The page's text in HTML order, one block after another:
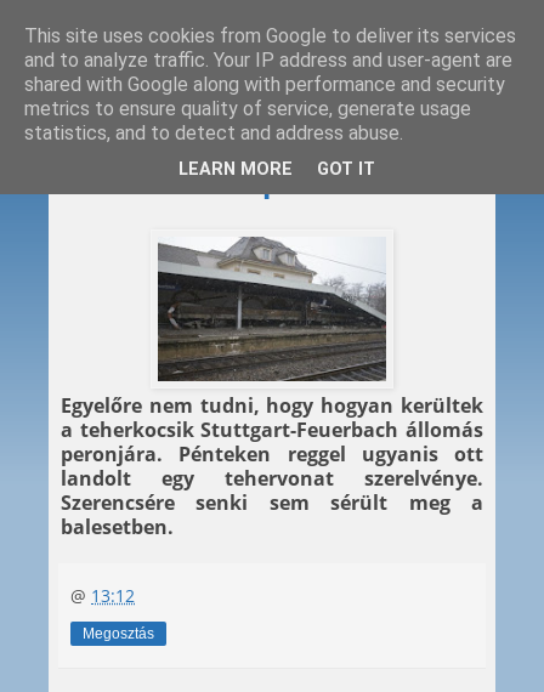
2012. 11. 30.
Tehervonat a peronon
Egyelőre nem tudni, hogy hogyan kerültek
a teherkocsik Stuttgart-Feuerbach állomás
peronjára. Pénteken reggel ugyanis ott
landolt egy tehervonat szerelvénye.
Szerencsére senki sem sérült meg a
balesetben.
@ 13:12
Megosztás
This site uses cookies from Google to deliver its services
and to analyze traffic. Your IP address and user-agent are
shared with Google along with performance and security
metrics to ensure quality of service, generate usage
statistics, and to detect and address abuse.
LEARN MORE GOT IT